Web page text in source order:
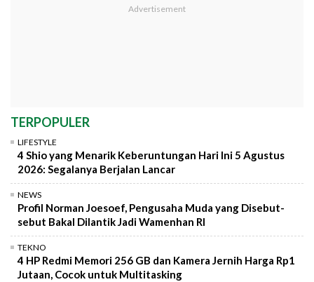
TERPOPULER
LIFESTYLE
4 Shio yang Menarik Keberuntungan Hari Ini 5 Agustus
2026: Segalanya Berjalan Lancar
NEWS
Profil Norman Joesoef, Pengusaha Muda yang Disebut-
sebut Bakal Dilantik Jadi Wamenhan RI
TEKNO
4 HP Redmi Memori 256 GB dan Kamera Jernih Harga Rp1
Jutaan, Cocok untuk Multitasking